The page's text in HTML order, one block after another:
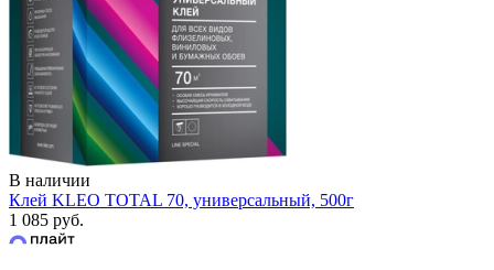
В наличии
Клей KLEO TOTAL 70, универсальный, 500г
1 085 руб.